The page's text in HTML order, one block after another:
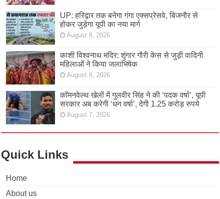
UP: हरिद्वार तक बनेगा गंगा एक्सप्रेसवे, बिजनौर से
होकर जुड़ेगा यूपी का नया मार्ग
August 8, 2026
काशी विश्वनाथ मदिर: शृंगार गौरी केस से जुड़ी वादिनी
महिलाओं ने किया जलाभिषेक
August 8, 2026
कॉमनवेल्थ खेलों में गुलवीर सिंह ने की ‘पदक वर्षा’, यूपी
सरकार अब करेगी ‘धन वर्षा’, देगी 1.25 करोड़ रुपये
August 7, 2026
Quick Links
Home
About us